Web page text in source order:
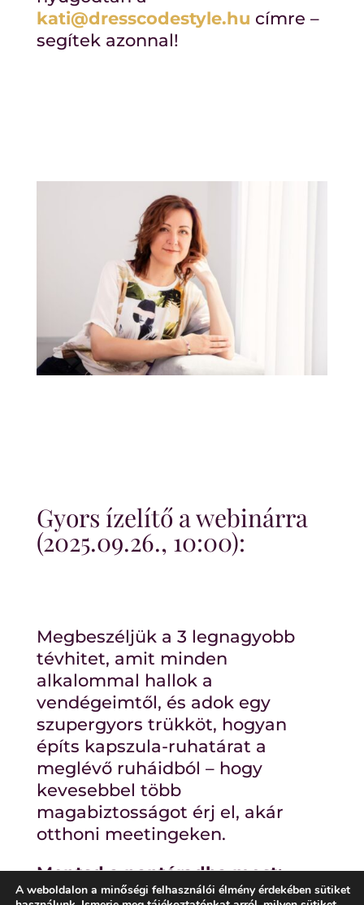
kati@dresscodestyle.hu címre –
segítek azonnal!
Gyors ízelítő a webinárra
(2025.09.26., 10:00):
Megbeszéljük a 3 legnagyobb
tévhitet, amit minden
alkalommal hallok a
vendégeimtől, és adok egy
szupergyors trükköt, hogyan
építs kapszula-ruhatárat a
meglévő ruháidból – hogy
kevesebbel több
magabiztosságot érj el, akár
otthoni meetingeken.
Mentsd a naptáradba most:
Kattints ide a naptárlinkhez!–
A weboldalon a minőségi felhasználói élmény érdekében sütiket